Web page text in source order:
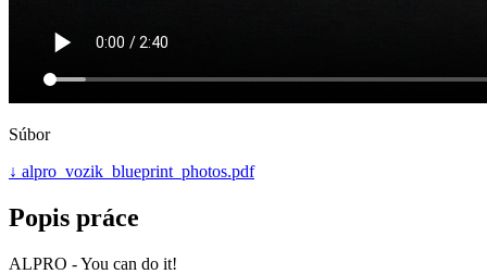
Súbor
↓ alpro_vozik_blueprint_photos.pdf
Popis práce
ALPRO - You can do it!